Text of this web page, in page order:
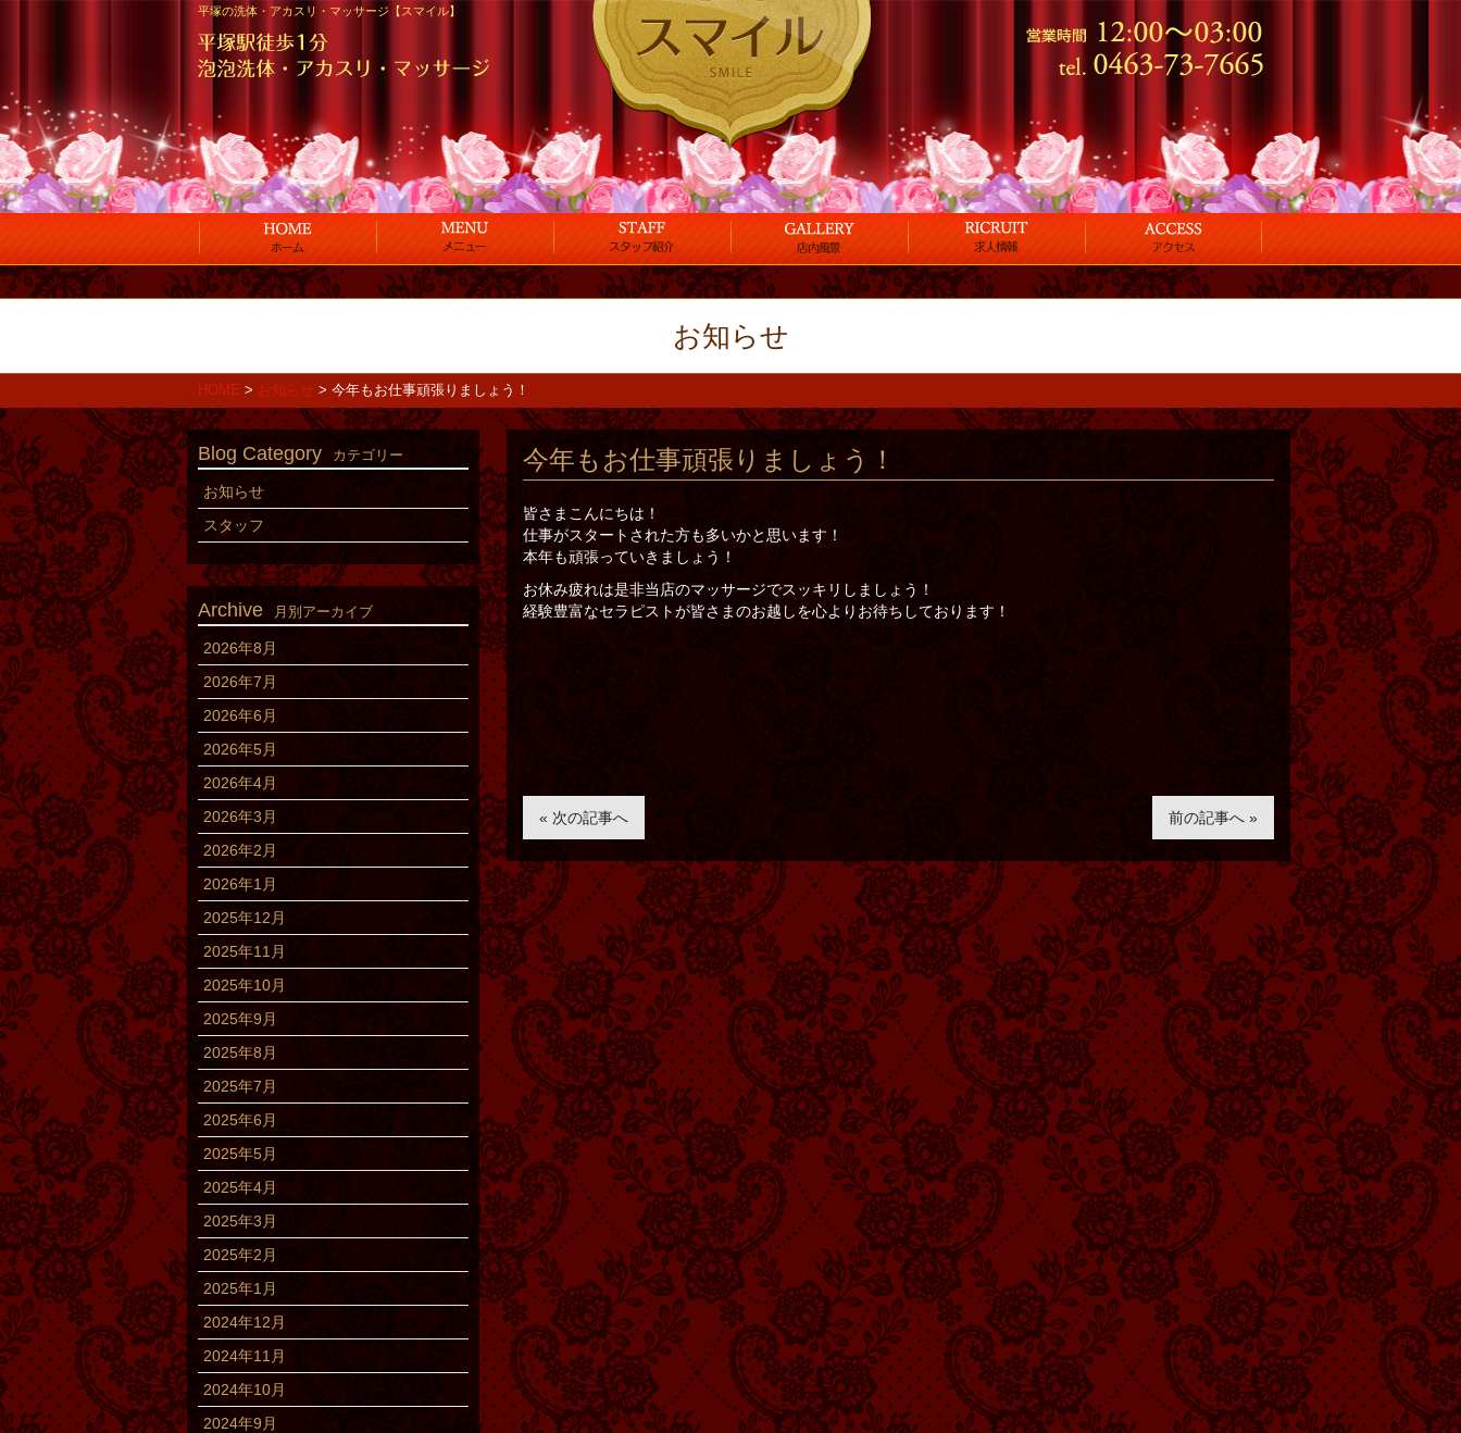
平塚の洗体・アカスリ・マッサージ【スマイル】
お知らせ
HOME > お知らせ > 今年もお仕事頑張りましょう！
今年もお仕事頑張りましょう！
皆さまこんにちは！
仕事がスタートされた方も多いかと思います！
本年も頑張っていきましょう！
お休み疲れは是非当店のマッサージでスッキリしましょう！
経験豊富なセラピストが皆さまのお越しを心よりお待ちしております！
« 次の記事へ 前の記事へ »
Blog Category カテゴリー
お知らせ
スタッフ
Archive 月別アーカイブ
2026年8月
2026年7月
2026年6月
2026年5月
2026年4月
2026年3月
2026年2月
2026年1月
2025年12月
2025年11月
2025年10月
2025年9月
2025年8月
2025年7月
2025年6月
2025年5月
2025年4月
2025年3月
2025年2月
2025年1月
2024年12月
2024年11月
2024年10月
2024年9月